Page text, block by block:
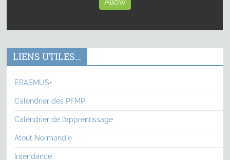
LIENS UTILES…
ERASMUS+
Calendrier des PFMP
Calendrier de l’apprentissage
Atout Normandie
Intendance